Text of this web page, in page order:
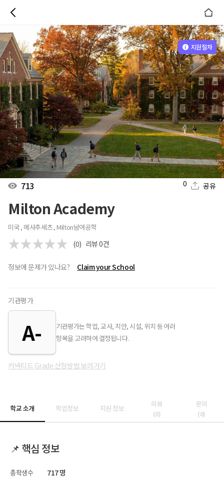
713 0 공유
Milton Academy
미국 , 메사추세츠 , Milton남여공학
(0) 리뷰0건
정보에 문제가 있나요? Claim your School
기관평가
A-
기관평가는 학업, 교사, 치안, 시설, 위치 등 여러
항목을 고려하여 결정됩니다.
커넥티드 Grade 산정방법 보러가기
지원절차
학교 소개 학업정보 지원 정보
리뷰
(0)
문의
(0)
📌 핵심 정보
총학생수 717 명